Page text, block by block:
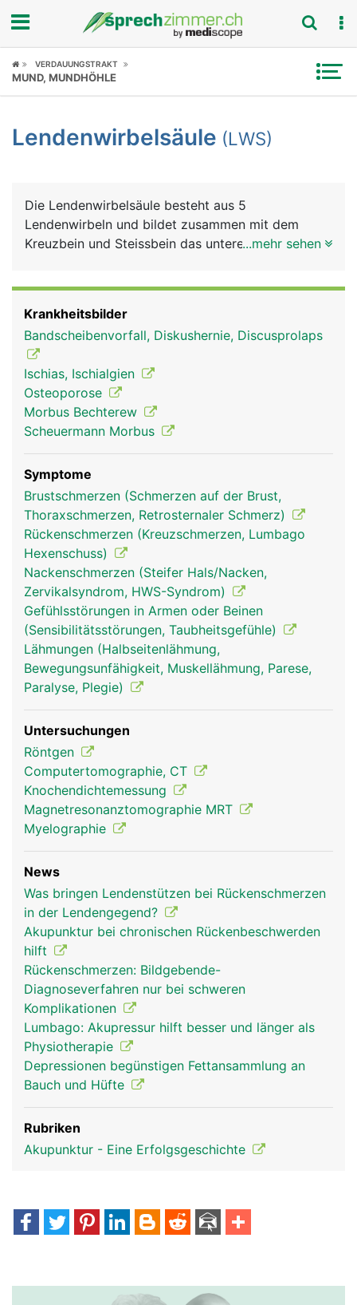
Fokus
Symptome
News
Rubriken
VERDAUUNGSTRAKT
MUND, MUNDHÖHLE
Lendenwirbelsäule (LWS)
Die Lendenwirbelsäule besteht aus 5
Lendenwirbeln und bildet zusammen mit dem
Kreuzbein und Steissbein das untere Ende der
daher besonders belastet. Aus den Lendenwirbeln
tritt der längste Nerv des Körpers aus, der
Ischiasnerv, der die Rückseite der Beine bis zu den
Füssen versorgt. In der Lendenwirbelsäule endet
ausserdem das Rückenmark.
Frau Mann
...mehr sehen
Krankheitsbilder
Bandscheibenvorfall, Diskushernie, Discusprolaps
Ischias, Ischialgien
Osteoporose
Morbus Bechterew
Scheuermann Morbus
Symptome
Brustschmerzen (Schmerzen auf der Brust,
Thoraxschmerzen, Retrosternaler Schmerz)
Rückenschmerzen (Kreuzschmerzen, Lumbago
Hexenschuss)
Nackenschmerzen (Steifer Hals/Nacken,
Zervikalsyndrom, HWS-Syndrom)
Gefühlsstörungen in Armen oder Beinen
(Sensibilitätsstörungen, Taubheitsgefühle)
Lähmungen (Halbseitenlähmung,
Bewegungsunfähigkeit, Muskellähmung, Parese,
Paralyse, Plegie)
Untersuchungen
Röntgen
Computertomographie, CT
Knochendichtemessung
Magnetresonanztomographie MRT
Myelographie
News
Was bringen Lendenstützen bei Rückenschmerzen
in der Lendengegend?
Akupunktur bei chronischen Rückenbeschwerden
hilft
Rückenschmerzen: Bildgebende-
Diagnoseverfahren nur bei schweren
Komplikationen
Lumbago: Akupressur hilft besser und länger als
Physiotherapie
Depressionen begünstigen Fettansammlung an
Bauch und Hüfte
Rubriken
Akupunktur - Eine Erfolgsgeschichte